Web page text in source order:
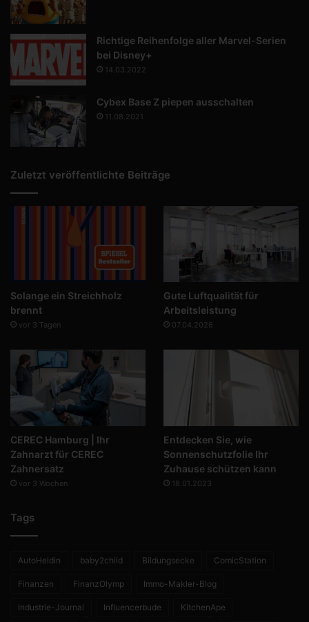
Richtige Reihenfolge aller Marvel-Serien
bei Disney+
14.03.2022
Cybex Base Z piepen ausschalten
11.08.2021
Zuletzt veröffentlichte Beiträge
Solange ein Streichholz
brennt
vor 3 Tagen
Gute Luftqualität für
Arbeitsleistung
07.04.2026
CEREC Hamburg | Ihr
Zahnarzt für CEREC
Zahnersatz
vor 3 Wochen
Entdecken Sie, wie
Sonnenschutzfolie Ihr
Zuhause schützen kann
18.01.2023
Tags
AutoHeldin baby2child Bildungsecke ComicStation
Finanzen FinanzOlymp Immo-Makler-Blog
Industrie-Journal Influencerbude KitchenApe